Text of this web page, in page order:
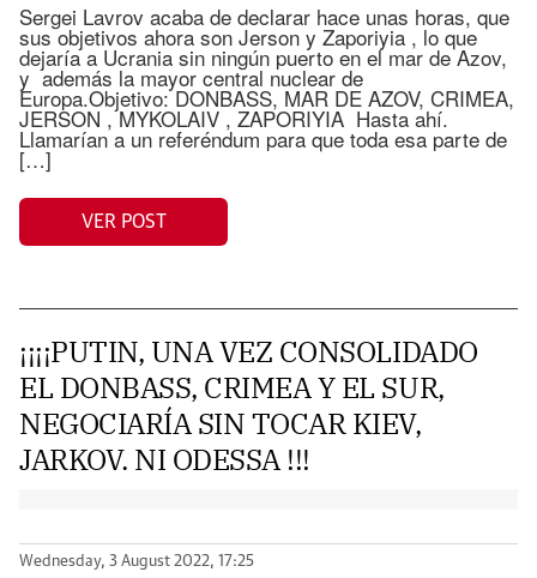
Sergei Lavrov acaba de declarar hace unas horas, que
sus objetivos ahora son Jerson y Zaporiyia , lo que
dejaría a Ucrania sin ningún puerto en el mar de Azov,
y además la mayor central nuclear de
Europa.Objetivo: DONBASS, MAR DE AZOV, CRIMEA,
JERSON , MYKOLAIV , ZAPORIYIA Hasta ahí.
Llamarían a un referéndum para que toda esa parte de
[…]
VER POST
¡¡¡¡PUTIN, UNA VEZ CONSOLIDADO
EL DONBASS, CRIMEA Y EL SUR,
NEGOCIARÍA SIN TOCAR KIEV,
JARKOV. NI ODESSA !!!
Wednesday, 3 August 2022, 17:25